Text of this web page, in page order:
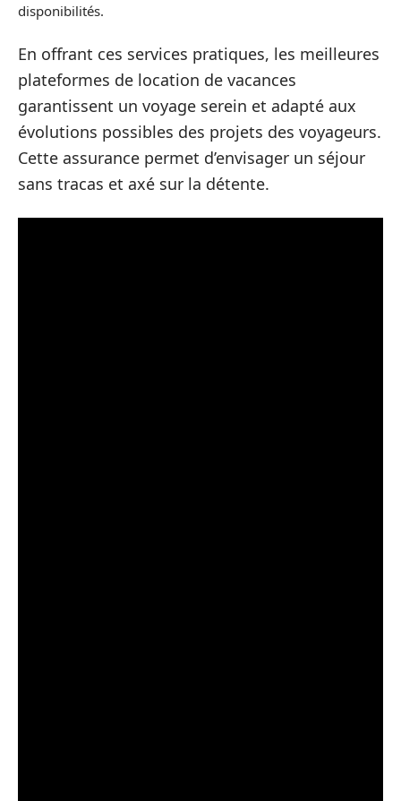
disponibilités.
En offrant ces services pratiques, les meilleures
plateformes de location de vacances
garantissent un voyage serein et adapté aux
évolutions possibles des projets des voyageurs.
Cette assurance permet d’envisager un séjour
sans tracas et axé sur la détente.